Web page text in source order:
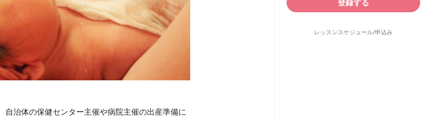
自治体の保健センター主催や病院主催の出産準備に
登録する
レッスンスケジュール/申込み